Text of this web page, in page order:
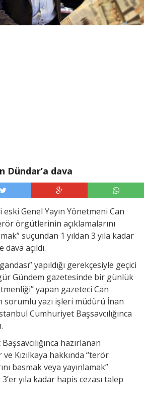
Dündar’a dava
Genel Yayın Yönetmeni Can
örgütlerinin açıklamalarını
suçundan 1 yıldan 3 yıla kadar
açıldı.
yapıldığı gerekçesiyle geçici
Gündem gazetesinde bir günlük
yapan gazeteci Can
sorumlu yazı işleri müdürü İnan
Cumhuriyet Başsavcılığınca
hazırlanan
Kızılkaya hakkında “terör
basmak veya yayınlamak”
yıla kadar hapis cezası talep